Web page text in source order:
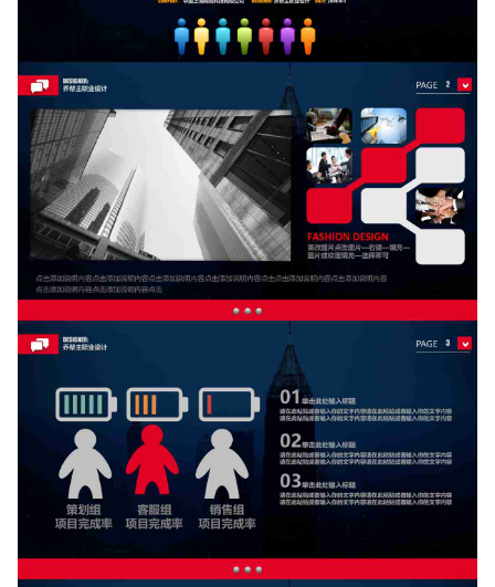
如果关注公众号就更好了
确认下载 取消